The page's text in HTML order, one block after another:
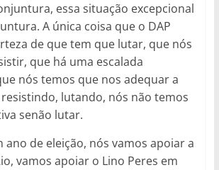
essa situação excepcional
A única coisa que o DAP
de que tem que lutar, que nós
que há uma escalada
nós temos que nos adequar a
lutando, nós não temos
senão lutar.
ano de eleição, nós vamos apoiar a
vamos apoiar o Lino Peres em